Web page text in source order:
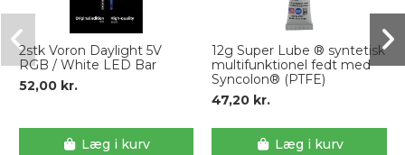
2stk Voron Daylight 5V
RGB / White LED Bar
52,00 kr.
Læg i kurv
12g Super Lube ® syntetisk
multifunktionel fedt med
Syncolon® (PTFE)
47,20 kr.
Læg i kurv